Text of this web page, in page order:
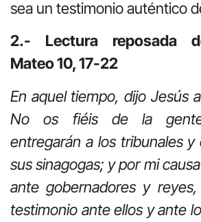
sea un testimonio auténtico
2.- Lectura reposada
Mateo 10, 17-22
En aquel tiempo, dijo Jesús
No os fiéis de la
entregarán a los tribunales y
sus sinagogas; y por mi
ante gobernadores y
testimonio ante ellos y ante